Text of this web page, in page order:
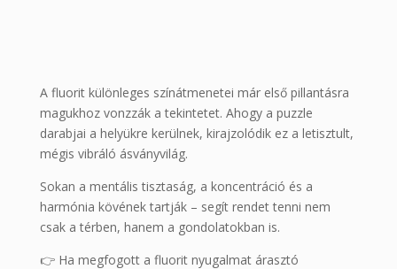
A fluorit különleges színátmenetei már első pillantásra
magukhoz vonzzák a tekintetet. Ahogy a puzzle
darabjai a helyükre kerülnek, kirajzolódik ez a letisztult,
mégis vibráló ásványvilág.
Sokan a mentális tisztaság, a koncentráció és a
harmónia kövének tartják – segít rendet tenni nem
csak a térben, hanem a gondolatokban is.
👉 Ha megfogott a fluorit nyugalmat árasztó